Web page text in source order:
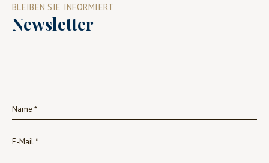
BLEIBEN SIE INFORMIERT
Newsletter